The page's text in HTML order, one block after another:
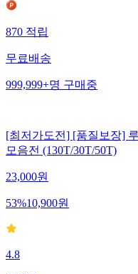
870 적립
무료배송
999,999+명 구매중
[최저가도전] [품질보장]
모음전 (130T/30T/50T)
23,000원
53%10,900원
4.8